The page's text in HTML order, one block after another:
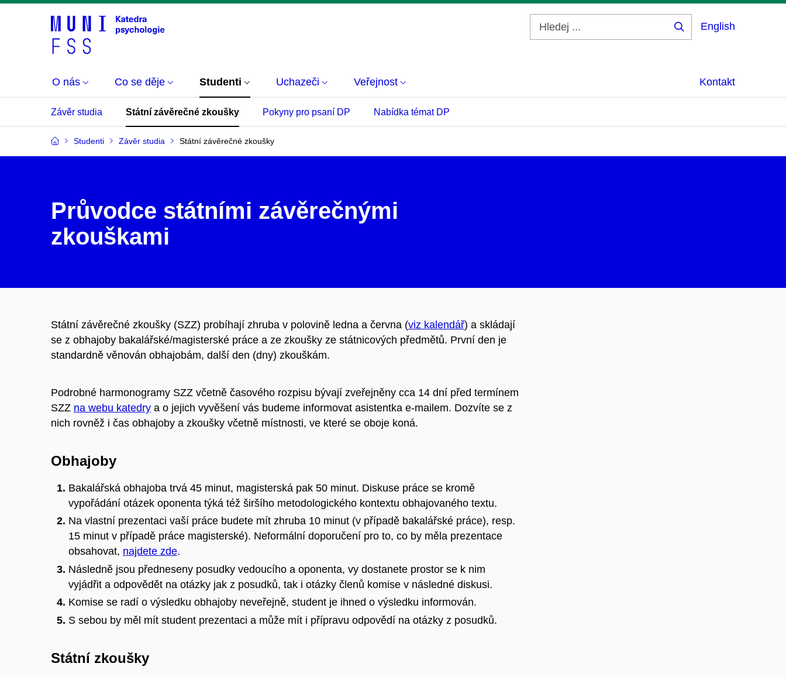
English
O nás Co se děje Studenti Uchazeči Veřejnost Kontakt
Závěr studia Státní závěrečné zkoušky Pokyny pro psaní DP Nabídka témat DP
Studenti Závěr studia Státní závěrečné zkoušky
Průvodce státními závěrečnými
zkouškami​
Státní závěrečné zkoušky (SZZ) probíhají zhruba v polovině ledna a června (viz kalendář) a skládají
se z obhajoby bakalářské/magisterské práce a ze zkoušky ze státnicových předmětů. První den je
standardně věnován obhajobám, další den (dny) zkouškám.
Podrobné harmonogramy SZZ včetně časového rozpisu bývají zveřejněny cca 14 dní před termínem
SZZ na webu katedry a o jejich vyvěšení vás budeme informovat asistentka e-mailem. Dozvíte se z
nich rovněž i čas obhajoby a zkoušky včetně místnosti, ve které se oboje koná.
Obhajoby
Bakalářská obhajoba trvá 45 minut, magisterská pak 50 minut. Diskuse práce se kromě
vypořádání otázek oponenta týká též širšího metodologického kontextu obhajovaného textu.
Na vlastní prezentaci vaší práce budete mít zhruba 10 minut (v případě bakalářské práce), resp.
15 minut v případě práce magisterské). Neformální doporučení pro to, co by měla prezentace
obsahovat, najdete zde.
Následně jsou předneseny posudky vedoucího a oponenta, vy dostanete prostor se k nim
vyjádřit a odpovědět na otázky jak z posudků, tak i otázky členů komise v následné diskusi.
Komise se radí o výsledku obhajoby neveřejně, student je ihned o výsledku informován.
S sebou by měl mít student prezentaci a může mít i přípravu odpovědí na otázky z posudků.
Státní zkoušky